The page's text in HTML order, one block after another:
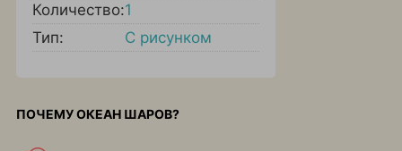
Количество:1
Тип:
С рисунком
ПОЧЕМУ ОКЕАН ШАРОВ?